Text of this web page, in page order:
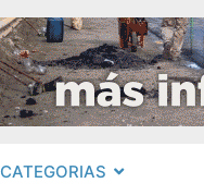
CATEGORIAS